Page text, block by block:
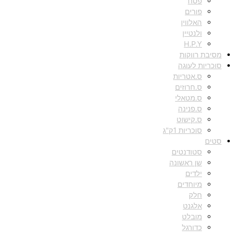
פורים
האלווין
ולנטיין
H.P.Y
מסיבת רווקות
סוכריות לעוגה
ס.אטריות
ס.חרוזים
ס.מטאלי
ס.פנינה
ס.קישוט
סוכריות 1ק"ג
סטים
סטודנטים
שן ראשונה
ילדים
מיוחדים
חלק
אלגנט
מובלט
כדורגל